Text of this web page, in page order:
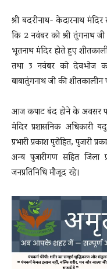
श्री बदरीनाथ- केदारनाथ मंदिर
कि 2 नवंबर को श्री तुंगनाथ
भूतनाथ मंदिर होते हुए
तथा 3 नवंबर को देवभोज
बाबातुंगनाथ जी की शीतकालीन
आज कपाट बंद होने के अवसर पर
मंदिर प्रशासनिक अधिकारी
प्रभारी प्रकाश पुरोहित, पुजारी
अन्य पुजारीगण सहित जिला
जनप्रतिनिधि मौजूद रहे।